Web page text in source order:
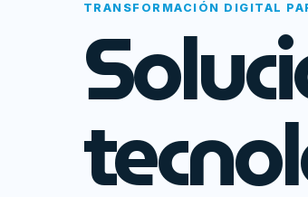
TRANSFORMACIÓN DIGITAL